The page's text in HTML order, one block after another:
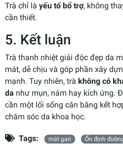
Trà chỉ là yếu tố bổ trợ, không
cần thiết.
5. Kết luận
Trà thanh nhiệt giải độc đẹp da
mát, dễ chịu và góp phần xây
mạnh. Tuy nhiên, trà không có
da như mụn, nám hay kích ứng.
cần một lối sống cân bằng kết
chăm sóc da khoa học.
Tags: mát gan Ổn định